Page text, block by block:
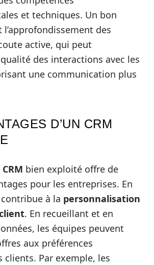
et techniques. Un bon
l’approfondissement des
active, qui peut
des interactions avec les
une communication plus
D’UN CRM
CRM bien exploité offre de
pour les entreprises. En
à la personnalisation
. En recueillant et en
les équipes peuvent
aux préférences
clients. Par exemple, les